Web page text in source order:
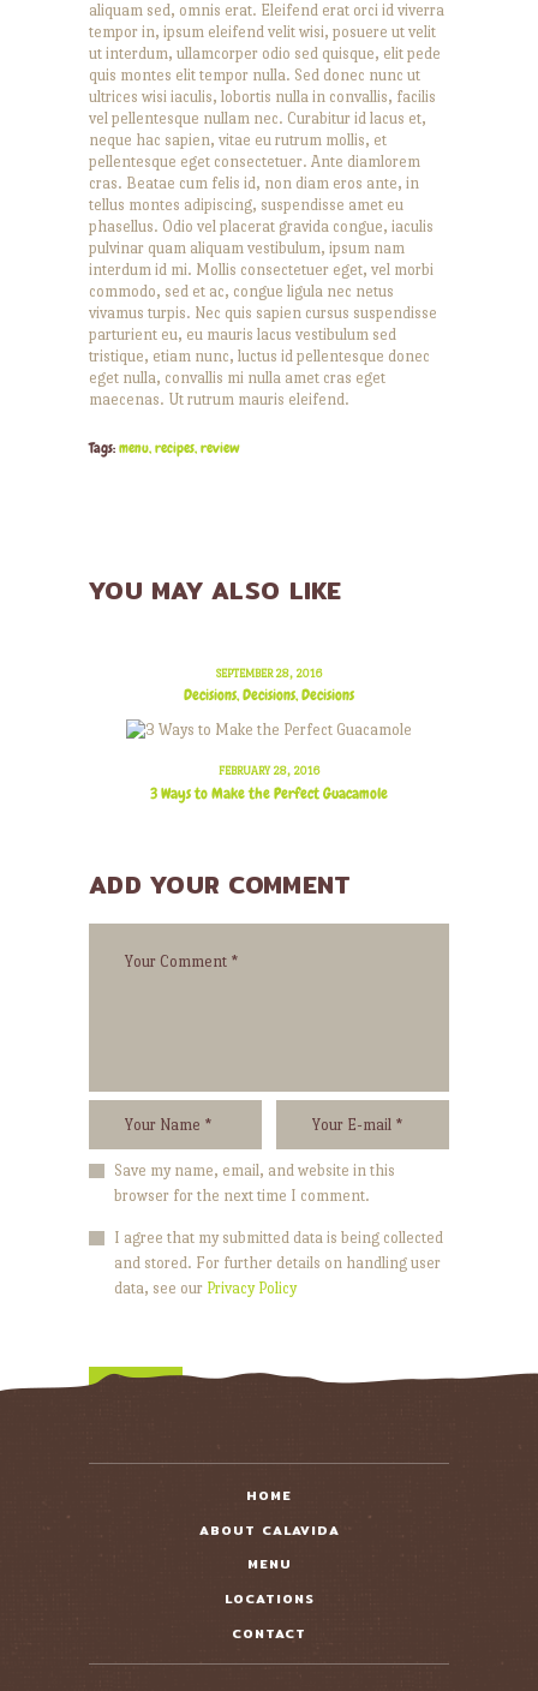
aliquam sed, omnis erat. Eleifend erat orci id viverra
tempor in, ipsum eleifend velit wisi, posuere ut velit
ut interdum, ullamcorper odio sed quisque, elit pede
quis montes elit tempor nulla. Sed donec nunc ut
ultrices wisi iaculis, lobortis nulla in convallis, facilis
vel pellentesque nullam nec. Curabitur id lacus et,
neque hac sapien, vitae eu rutrum mollis, et
pellentesque eget consectetuer. Ante diamlorem
cras. Beatae cum felis id, non diam eros ante, in
tellus montes adipiscing, suspendisse amet eu
phasellus. Odio vel placerat gravida congue, iaculis
pulvinar quam aliquam vestibulum, ipsum nam
interdum id mi. Mollis consectetuer eget, vel morbi
commodo, sed et ac, congue ligula nec netus
vivamus turpis. Nec quis sapien cursus suspendisse
parturient eu, eu mauris lacus vestibulum sed
tristique, etiam nunc, luctus id pellentesque donec
eget nulla, convallis mi nulla amet cras eget
maecenas. Ut rutrum mauris eleifend.
Tags:menu,recipes,review
YOU MAY ALSO LIKE
SEPTEMBER 28, 2016
Decisions, Decisions, Decisions
FEBRUARY 28, 2016
3 Ways to Make the Perfect Guacamole
ADD YOUR COMMENT
Save my name, email, and website in this
browser for the next time I comment.
I agree that my submitted data is being collected
and stored. For further details on handling user
data, see our Privacy Policy
HOME
ABOUT CALAVIDA
MENU
LOCATIONS
CONTACT